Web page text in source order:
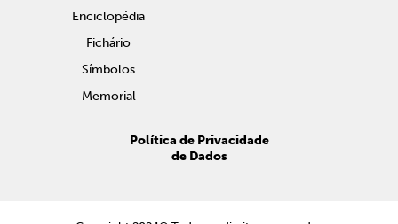
Enciclopédia
Fichário
Símbolos
Memorial
Política de Privacidade
de Dados